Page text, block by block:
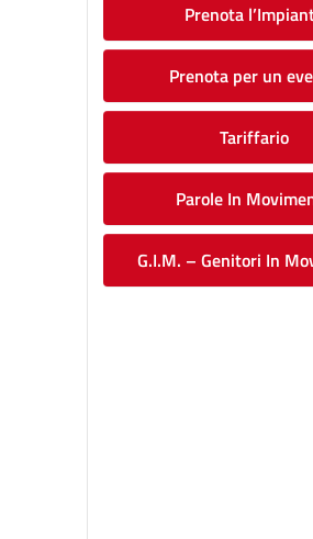
Prenota
Prenota per un
Tariffario
Parole In
G.I.M. – Genitori In